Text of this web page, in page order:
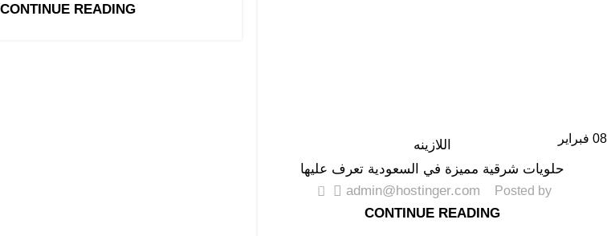
08 فبراير
اللازينه
حلويات شرقية مميزة في السعودية تعرف عليها
Posted by
admin@hostinger.com
0
CONTINUE READING
CONTINUE READING